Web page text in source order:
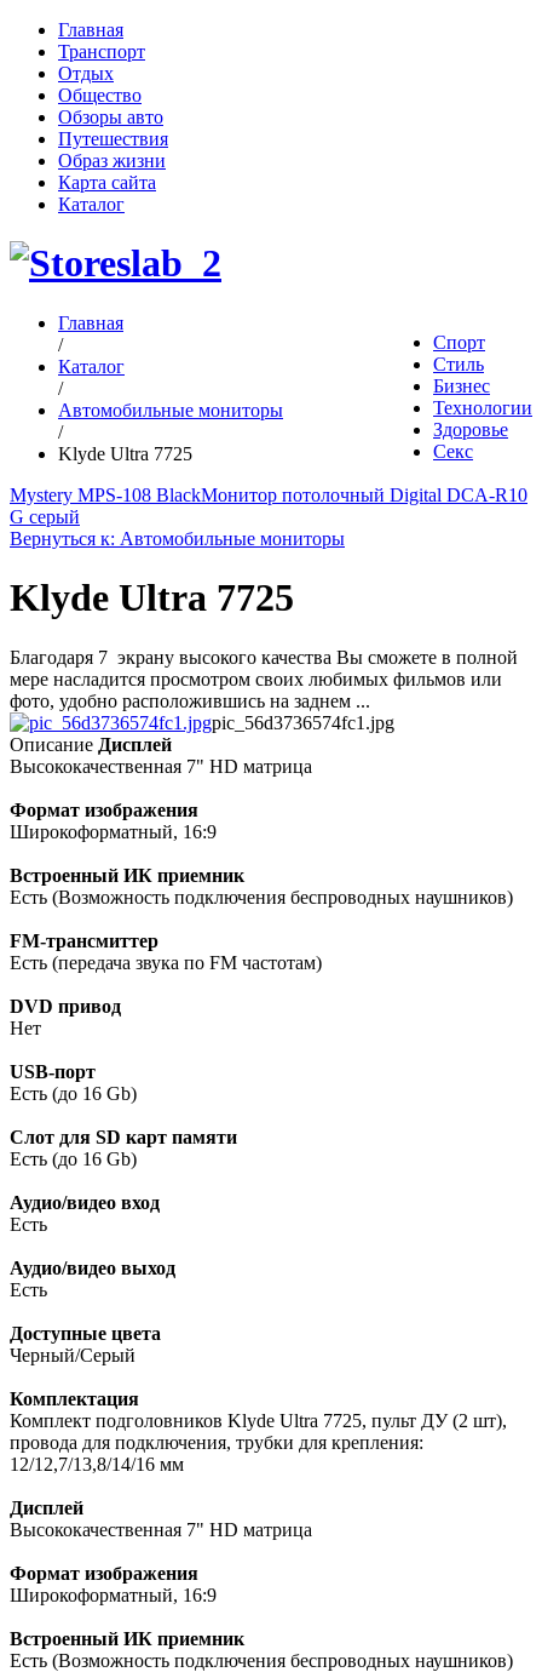
Главная
Транспорт
Отдых
Общество
Обзоры авто
Путешествия
Образ жизни
Карта сайта
Каталог
Спорт
Стиль
Бизнес
Технологии
Здоровье
Секс
Главная
/
Каталог
/
Автомобильные мониторы
/
Klyde Ultra 7725
Mystery MPS-108 BlackМонитор потолочный Digital DCA-R10
G серый
Вернуться к: Автомобильные мониторы
Klyde Ultra 7725
Благодаря 7 экрану высокого качества Вы сможете в полной
мере насладится просмотром своих любимых фильмов или
фото, удобно расположившись на заднем ...
pic_56d3736574fc1.jpg
Описание Дисплей
Высококачественная 7" HD матрица
Формат изображения
Широкоформатный, 16:9
Встроенный ИК приемник
Есть (Возможность подключения беспроводных наушников)
FM-трансмиттер
Есть (передача звука по FM частотам)
DVD привод
Нет
USB-порт
Есть (до 16 Gb)
Слот для SD карт памяти
Есть (до 16 Gb)
Аудио/видео вход
Есть
Аудио/видео выход
Есть
Доступные цвета
Черный/Серый
Комплектация
Комплект подголовников Klyde Ultra 7725, пульт ДУ (2 шт),
провода для подключения, трубки для крепления:
12/12,7/13,8/14/16 мм
Дисплей
Высококачественная 7" HD матрица
Формат изображения
Широкоформатный, 16:9
Встроенный ИК приемник
Есть (Возможность подключения беспроводных наушников)